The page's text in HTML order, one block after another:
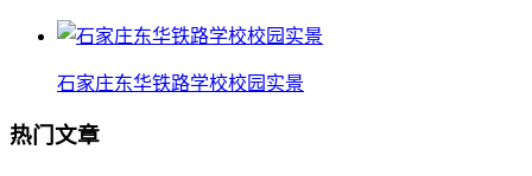
石家庄东华铁路学校校园实景
热门文章